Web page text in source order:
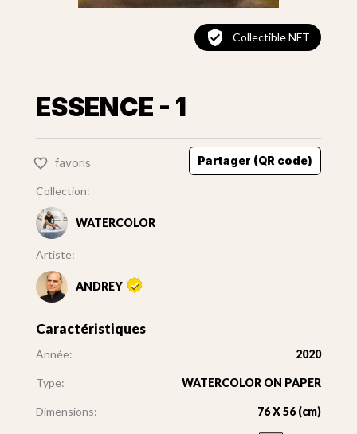
Collectible NFT
ESSENCE - 1
favoris Partager (QR code)
Collection:
WATERCOLOR
Artiste:
ANDREY
Caractéristiques
Année: 2020
Type: WATERCOLOR ON PAPER
Dimensions: 76 X 56 (cm)